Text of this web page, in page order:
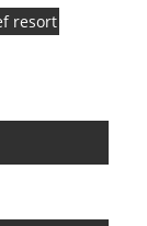
resort